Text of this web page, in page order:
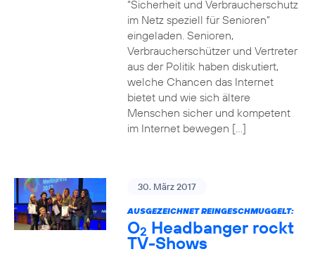
“Sicherheit und Verbraucherschutz
im Netz speziell für Senioren”
eingeladen. Senioren,
Verbraucherschützer und Vertreter
aus der Politik haben diskutiert,
welche Chancen das Internet
bietet und wie sich ältere
Menschen sicher und kompetent
im Internet bewegen […]
30. März 2017
AUSGEZEICHNET REINGESCHMUGGELT:
O2 Headbanger rockt
TV-Shows